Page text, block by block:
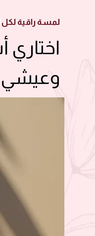
لمسة راقية لكل
وعيشي